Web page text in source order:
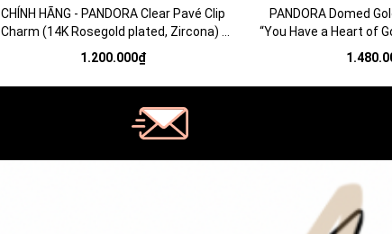
CHÍNH HÃNG - PANDORA Clear Pavé Clip
Charm (14K Rosegold plated, Zircona) -
Hạt trang trí vòng tay, chốt bấm, hỗn hợp
kim loại mạ vàng hồng 14k
1.200.000₫
PANDORA Domed
“You Have a Heart of
14K Gold) - Hạt trang